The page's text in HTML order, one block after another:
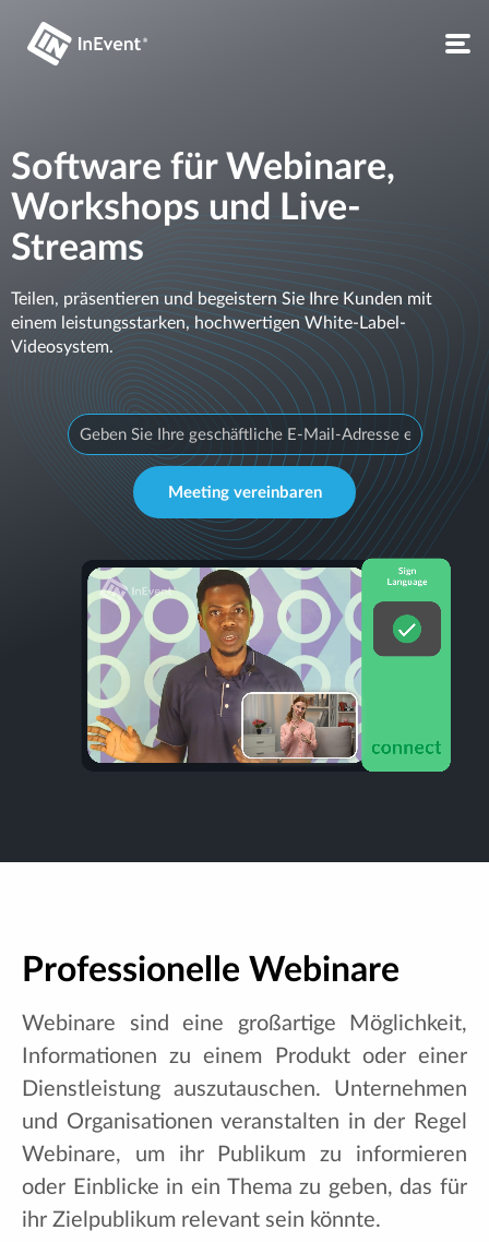
Software für Webinare,
Workshops und Live-
Streams
Teilen, präsentieren und begeistern Sie Ihre Kunden mit
einem leistungsstarken, hochwertigen White-Label-
Videosystem.
Meeting vereinbaren
Professionelle Webinare
Webinare sind eine großartige Möglichkeit,
Informationen zu einem Produkt oder einer
Dienstleistung auszutauschen. Unternehmen
und Organisationen veranstalten in der Regel
Webinare, um ihr Publikum zu informieren
oder Einblicke in ein Thema zu geben, das für
ihr Zielpublikum relevant sein könnte.